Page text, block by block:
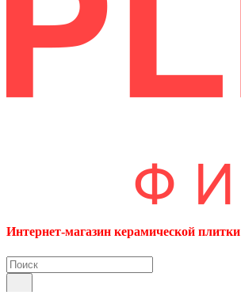
Интернет-магазин керамической плитки